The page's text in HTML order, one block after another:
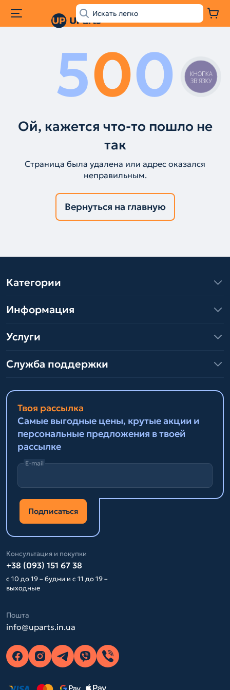
500
Ой, кажется что-то пошло не
так
Страница была удалена или адрес оказался
неправильным.
Вернуться на главную
Категории
Информация
Услуги
Служба поддержки
Твоя рассылка
Самые выгодные цены, крутые акции и
персональные предложения в твоей
рассылке
E-mail
Подписаться
Консультация и покупки
+38 (093) 151 67 38
с 10 до 19 – будни и с 11 до 19 –
выходные
Пошта
info@uparts.in.ua
КНОПКА
ЗВ'ЯЗКУ